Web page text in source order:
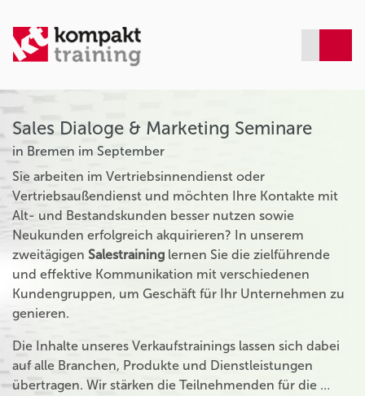
Sales Dialoge & Marketing Seminare
in Bremen im September
Sie arbeiten im Vertriebsinnendienst oder
Vertriebsaußendienst und möchten Ihre Kontakte mit
Alt- und Bestandskunden besser nutzen sowie
Neukunden erfolgreich akquirieren? In unserem
zweitägigen Salestraining lernen Sie die zielführende
und effektive Kommunikation mit verschiedenen
Kundengruppen, um Geschäft für Ihr Unternehmen zu
genieren.
Die Inhalte unseres Verkaufstrainings lassen sich dabei
auf alle Branchen, Produkte und Dienstleistungen
übertragen. Wir stärken die Teilnehmenden für die …